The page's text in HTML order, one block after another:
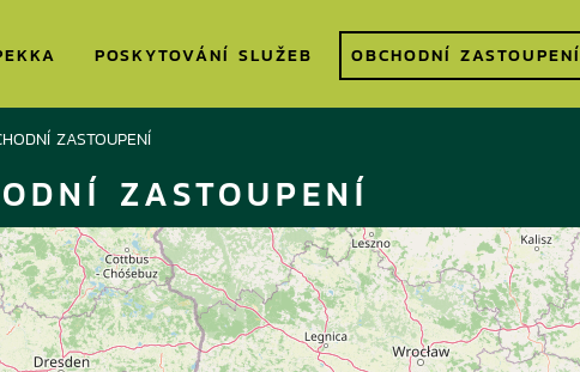
POSKYTOVÁNÍ SLUŽEB OBCHODNÍ ZASTOUPENÍ
ZASTOUPENÍ
ZASTOUPENÍ